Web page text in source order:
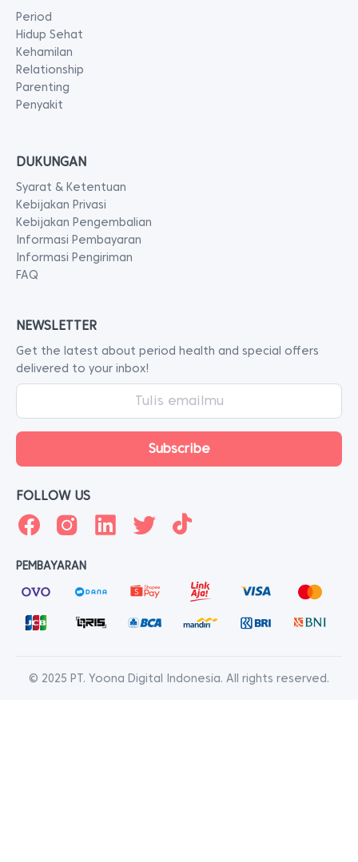
Period
Hidup Sehat
Kehamilan
Relationship
Parenting
Penyakit
DUKUNGAN
Syarat & Ketentuan
Kebijakan Privasi
Kebijakan Pengembalian
Informasi Pembayaran
Informasi Pengiriman
FAQ
NEWSLETTER
Get the latest about period health and special offers
delivered to your inbox!
FOLLOW US
PEMBAYARAN
© 2025 PT. Yoona Digital Indonesia. All rights reserved.